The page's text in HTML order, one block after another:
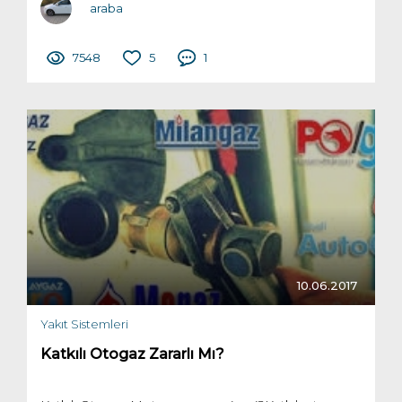
araba
7548 5 1
10.06.2017
Yakıt Sistemleri
Katkılı Otogaz Zararlı Mı?